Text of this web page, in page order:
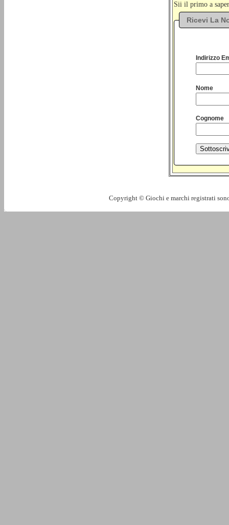
Sii il primo a
Ricevi La
Indirizzo
Nome
Cognome
Copyright © Giochi e marchi registrati